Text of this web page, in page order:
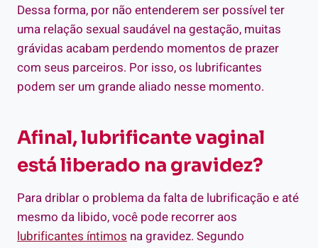
Dessa forma, por não entenderem ser possível ter
uma relação sexual saudável na gestação, muitas
grávidas acabam perdendo momentos de prazer
com seus parceiros. Por isso, os lubrificantes
podem ser um grande aliado nesse momento.
Afinal, lubrificante vaginal
está liberado na gravidez?
Para driblar o problema da falta de lubrificação e até
mesmo da libido, você pode recorrer aos
lubrificantes íntimos na gravidez. Segundo